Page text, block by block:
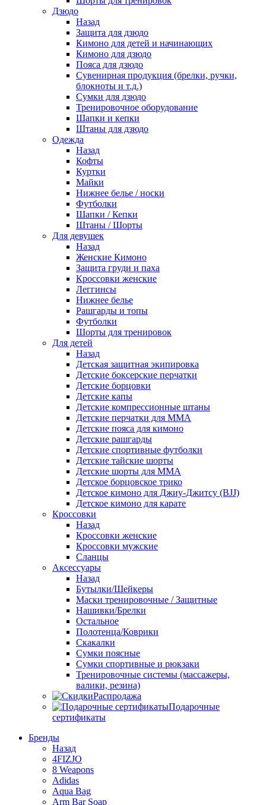
Дзюдо
Назад
Защита для дзюдо
Кимоно для детей и начинающих
Кимоно для дзюдо
Пояса для дзюдо
Сувенирная продукция (брелки, ручки,
блокноты и т.д.)
Сумки для дзюдо
Тренировочное оборудование
Шапки и кепки
Штаны для дзюдо
Одежда
Назад
Кофты
Куртки
Майки
Нижнее белье / носки
Футболки
Шапки / Кепки
Штаны / Шорты
Для девушек
Назад
Женские Кимоно
Защита груди и паха
Кроссовки женские
Леггинсы
Нижнее белье
Рашгарды и топы
Футболки
Шорты для тренировок
Для детей
Назад
Детская защитная экипировка
Детские боксерские перчатки
Детские борцовки
Детские капы
Детские компрессионные штаны
Детские перчатки для ММА
Детские пояса для кимоно
Детские рашгарды
Детские спортивные футболки
Детские тайские шорты
Детские шорты для ММА
Детское борцовское трико
Детское кимоно для Джиу-Джитсу (BJJ)
Детское кимоно для карате
Кроссовки
Назад
Кроссовки женские
Кроссовки мужские
Сланцы
Аксессуары
Назад
Бутылки/Шейкеры
Маски тренировочные / Защитные
Нашивки/Брелки
Остальное
Полотенца/Коврики
Скакалки
Сумки поясные
Сумки спортивные и рюкзаки
Тренировочные системы (массажеры,
валики, резина)
Распродажа
Подарочные
сертификаты
Бренды
Назад
4FIZJO
8 Weapons
Adidas
Aqua Bag
Arm Bar Soap